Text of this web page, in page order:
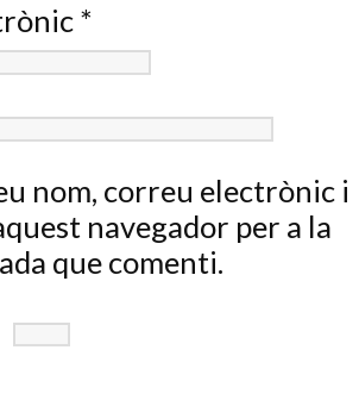
*
nom, correu electrònic i
navegador per a la
que comenti.